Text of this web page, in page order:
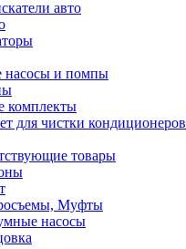
авто
насосы и помпы
комплекты
для чистки кондиционеров
товары
Муфты
насосы